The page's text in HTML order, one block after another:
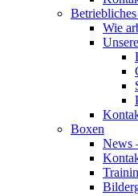
Wie
Boxen
News